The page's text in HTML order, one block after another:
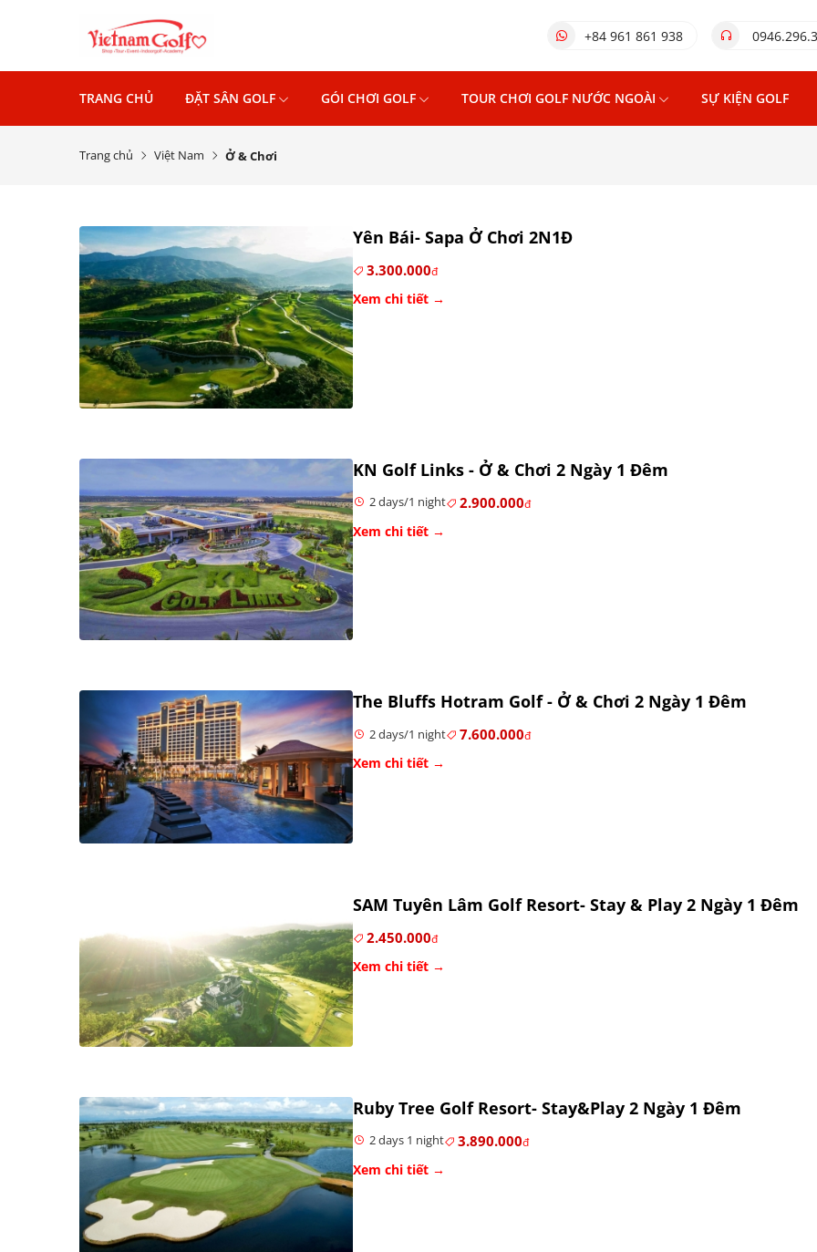
+84 961 861 938
TRANG CHỦ ĐẶT SÂN GOLF GÓI CHƠI GOLF TOUR CHƠI GOLF NƯỚC NGOÀI SỰ KIỆN GOLF
Trang chủ Việt Nam Ở & Chơi
Yên Bái- Sapa Ở Chơi 2N1Đ
3.300.000đ
Xem chi tiết →
KN Golf Links - Ở & Chơi 2 Ngày 1 Đêm
2 days/1 night 2.900.000đ
Xem chi tiết →
The Bluffs Hotram Golf - Ở & Chơi 2 Ngày 1 Đêm
2 days/1 night 7.600.000đ
Xem chi tiết →
SAM Tuyên Lâm Golf Resort- Stay & Play 2 Ngày 1 Đêm
2.450.000đ
Xem chi tiết →
Ruby Tree Golf Resort- Stay&Play 2 Ngày 1 Đêm
2 days 1 night 3.890.000đ
Xem chi tiết →